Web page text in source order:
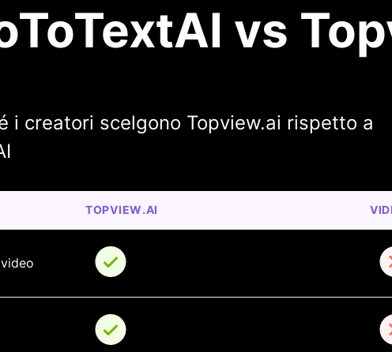
vs
i creatori scelgono Topview.ai rispetto a
TOPVIEW.AI